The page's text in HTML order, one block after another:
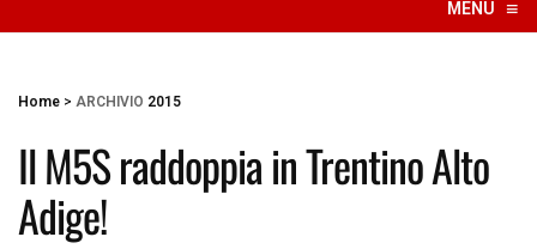
MENU ≡
☰
Home > ARCHIVIO 2015
Il M5S raddoppia in Trentino Alto
Adige!